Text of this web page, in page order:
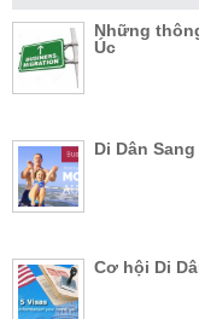
Những
Úc
Di Dân
Cơ hội Di